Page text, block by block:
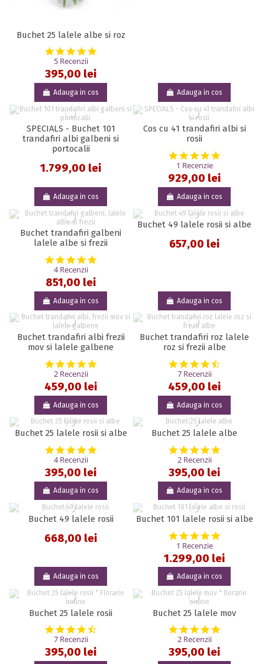
Buchet 25 lalele albe si roz
5.0 star rating
5 Recenzii
395,00 lei
Adauga in cos Adauga in cos
SPECIALS - Buchet 101
trandafiri albi galbeni si
portocalii
1.799,00 lei
Adauga in cos
Cos cu 41 trandafiri albi si
rosii
5.0 star
1 Recenzie
929,00 lei
Adauga in cos
Buchet trandafiri galbeni
lalele albe si frezii
5.0 star rating
4 Recenzii
851,00 lei
Adauga in cos
Buchet 49 lalele rosii si albe
657,00 lei
Adauga in cos
Buchet trandafiri albi frezii
mov si lalele galbene
5.0 star rating
2 Recenzii
459,00 lei
Adauga in cos
Buchet trandafiri roz lalele
roz si frezii albe
4.6 star
7 Recenzii
459,00 lei
Adauga in cos
Buchet 25 lalele rosii si albe
5.0 star rating
4 Recenzii
395,00 lei
Adauga in cos
Buchet 25 lalele albe
5.0 star
2 Recenzii
395,00 lei
Adauga in cos
Buchet 49 lalele rosii
668,00 lei
Adauga in cos
Buchet 101 lalele rosii si albe
5.0 star
1 Recenzie
1.299,00 lei
Adauga in cos
Buchet 25 lalele rosii
4.7 star rating
7 Recenzii
395,00 lei
Buchet 25 lalele mov
5.0 star
2 Recenzii
395,00 lei